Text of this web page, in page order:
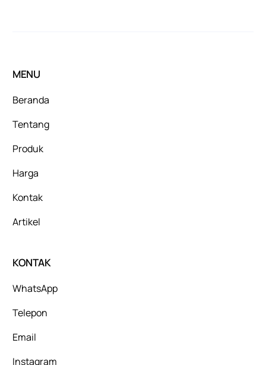
MENU
Beranda
Tentang
Produk
Harga
Kontak
Artikel
KONTAK
WhatsApp
Telepon
Email
Instagram